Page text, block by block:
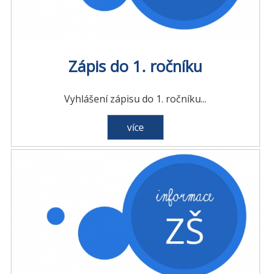
Zápis do 1. ročníku
Vyhlášení zápisu do 1. ročníku...
více